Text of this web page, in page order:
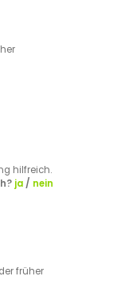
hilfreich.
ja/ nein
früher